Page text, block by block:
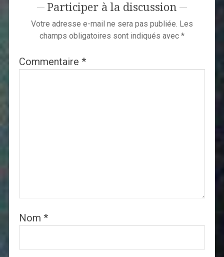
Participer à la discussion
Votre adresse e-mail ne sera pas publiée. Les
champs obligatoires sont indiqués avec *
Commentaire *
Nom *